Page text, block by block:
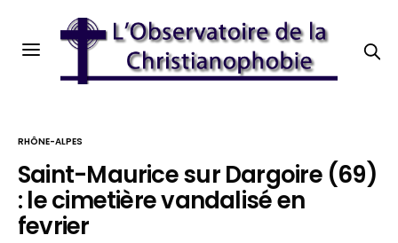
RHÔNE-ALPES
Saint-Maurice sur Dargoire (69)
: le cimetière vandalisé en
fevrier